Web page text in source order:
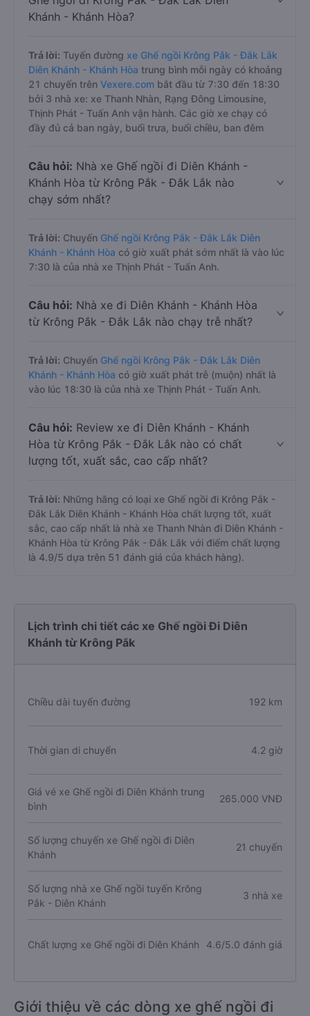
Khánh - Khánh Hòa?
Trả lời: Tuyến đường xe Ghế ngồi Krông Pắk - Đắk Lắk
Diên Khánh - Khánh Hòa trung bình mỗi ngày có khoảng
21 chuyến trên Vexere.com bắt đầu từ 7:30 đến 18:30
bởi 3 nhà xe: xe Thanh Nhàn, Rạng Đông Limousine,
Thịnh Phát - Tuấn Anh vận hành. Các giờ xe chạy có
đầy đủ cả ban ngày, buổi trưa, buổi chiều, ban đêm
Câu hỏi: Nhà xe Ghế ngồi đi Diên Khánh -
Khánh Hòa từ Krông Pắk - Đắk Lắk nào
chạy sớm nhất?
Trả lời: Chuyến Ghế ngồi Krông Pắk - Đắk Lắk Diên
Khánh - Khánh Hòa có giờ xuất phát sớm nhất là vào lúc
7:30 là của nhà xe Thịnh Phát - Tuấn Anh.
Câu hỏi: Nhà xe đi Diên Khánh - Khánh Hòa
từ Krông Pắk - Đắk Lắk nào chạy trễ nhất?
Trả lời: Chuyến Ghế ngồi Krông Pắk - Đắk Lắk Diên
Khánh - Khánh Hòa có giờ xuất phát trễ (muộn) nhất là
vào lúc 18:30 là của nhà xe Thịnh Phát - Tuấn Anh.
Câu hỏi: Review xe đi Diên Khánh - Khánh
Hòa từ Krông Pắk - Đắk Lắk nào có chất
lượng tốt, xuất sắc, cao cấp nhất?
Trả lời: Những hãng có loại xe Ghế ngồi đi Krông Pắk -
Đắk Lắk Diên Khánh - Khánh Hòa chất lượng tốt, xuất
sắc, cao cấp nhất là nhà xe Thanh Nhàn đi Diên Khánh -
Khánh Hòa từ Krông Pắk - Đắk Lắk với điểm chất lượng
là 4.9/5 dựa trên 51 đánh giá của khách hàng).
Lịch trình chi tiết các xe Ghế ngồi Đi Diên
Khánh từ Krông Pắk
Chiều dài tuyến đường 192 km
Thời gian di chuyển 4.2 giờ
Giá vé xe Ghế ngồi đi Diên Khánh trung
bình
265.000 VNĐ
Số lượng chuyến xe Ghế ngồi đi Diên
Khánh
21 chuyến
Số lượng nhà xe Ghế ngồi tuyến Krông
Pắk - Diên Khánh
3 nhà xe
Chất lượng xe Ghế ngồi đi Diên Khánh 4.6/5.0 đánh giá
Giới thiệu về các dòng xe ghế ngồi đi